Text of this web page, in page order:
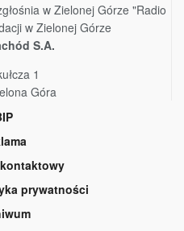
w Zielonej Górze "Radio
w Zielonej Górze
S.A.
1
Góra
prywatności